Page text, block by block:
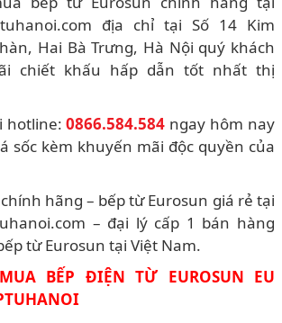
địa chỉ tại Số 14 Kim
Hai Bà Trưng, Hà Nội quý khách
chiết khấu hấp dẫn tốt nhất thị
hotline:0866.584.584 ngay hôm nay
sốc kèm khuyến mãi độc quyền của
hãng – bếp từ Eurosun giá rẻ tại
– đại lý cấp 1 bán hàng
từ Eurosun tại Việt Nam.
BẾP ĐIỆN TỪ EUROSUN EU